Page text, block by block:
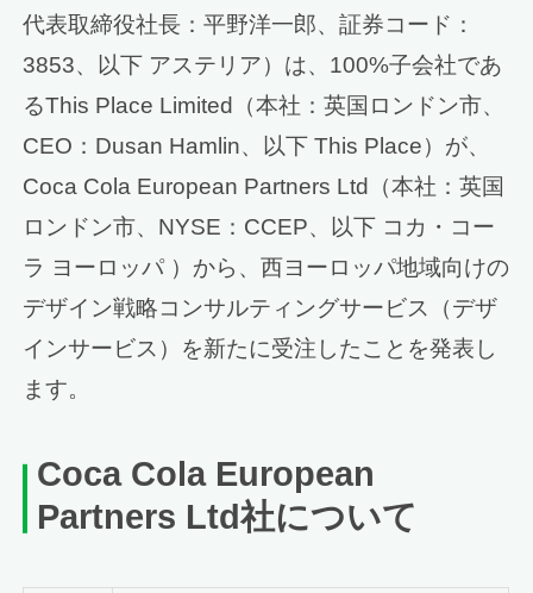
代表取締役社長：平野洋一郎、証券コード：
3853、以下 アステリア）は、100%子会社であ
るThis Place Limited（本社：英国ロンドン市、
CEO：Dusan Hamlin、以下 This Place）が、
Coca Cola European Partners Ltd（本社：英国
ロンドン市、NYSE：CCEP、以下 コカ・コー
ラ ヨーロッパ ）から、西ヨーロッパ地域向けの
デザイン戦略コンサルティングサービス（デザ
インサービス）を新たに受注したことを発表し
ます。
Coca Cola European
Partners Ltd社について